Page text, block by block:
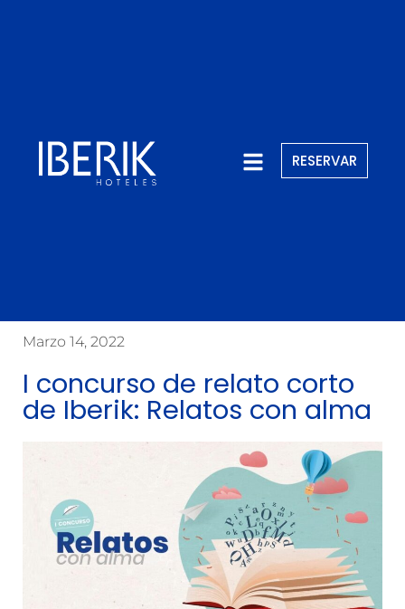
RESERVAR
Marzo 14, 2022
I concurso de relato corto
de Iberik: Relatos con alma